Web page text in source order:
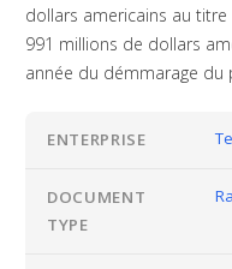
dollars americains au
991 millions de dollars
année du démmarage du
ENTERPRISE
DOCUMENT
TYPE